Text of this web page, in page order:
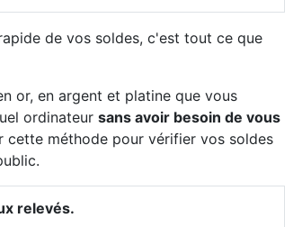
de vos soldes, c'est tout ce que
or, en argent et platine que vous
ordinateur sans avoir besoin de vous
cette méthode pour vérifier vos soldes
relevés.